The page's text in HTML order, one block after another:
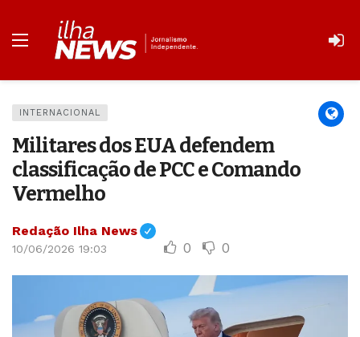
INTERNACIONAL
Militares dos EUA defendem
classificação de PCC e Comando
Vermelho
Redação Ilha News
10/06/2026 19:03 0 0